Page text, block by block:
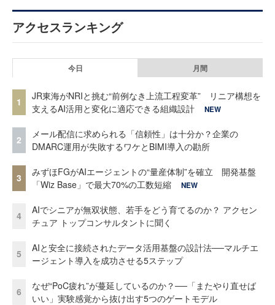
アクセスランキング
今日 月間
1
JR東海がNRIと挑む“前例なき上流工程変革” リニア構想を
支えるAI活用と変化に適応できる組織設計
NEW
2
メール配信に求められる「信頼性」は十分か？企業の
DMARC運用が失敗するワケとBIMI導入の勘所
3
みずほFGがAIエージェントの“量産体制”を確立 開発基盤
「Wiz Base」で最大70%の工数短縮
NEW
4
AIでシニアが無双状態、若手をどう育てるのか？ アクセン
チュア トップコンサルタントに聞く
5
AIと安全に接続されたデータ活用基盤の設計法──マルチエ
ージェント導入を成功させる5ステップ
6
なぜ“PoC疲れ”が蔓延しているのか？──「またやり直せば
いい」実験感覚から抜け出す5つのゲートモデル